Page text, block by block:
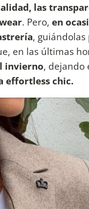
las
. Pero, en
,
en las últimas
invierno, dejando
effortless chic.